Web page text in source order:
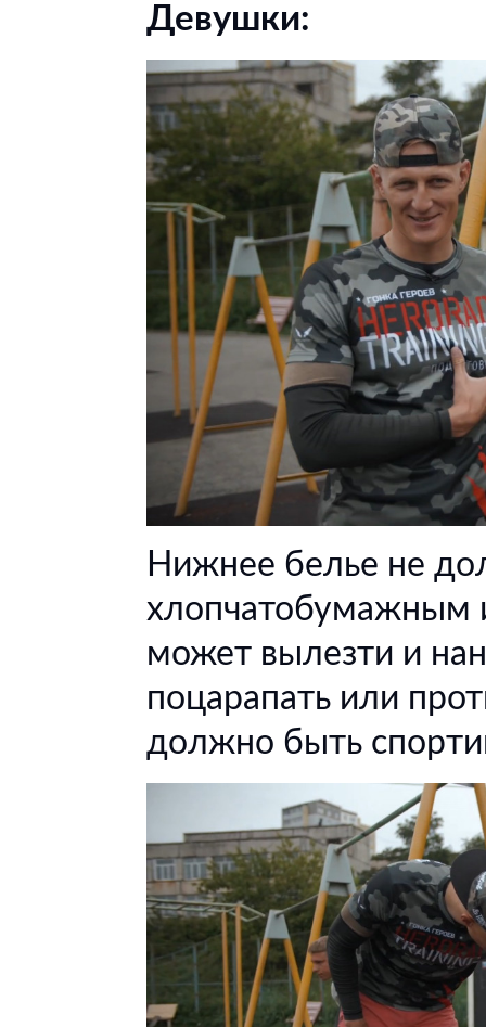
Девушки:
Нижнее белье не
хлопчатобумажным
может вылезти и
поцарапать или
должно быть